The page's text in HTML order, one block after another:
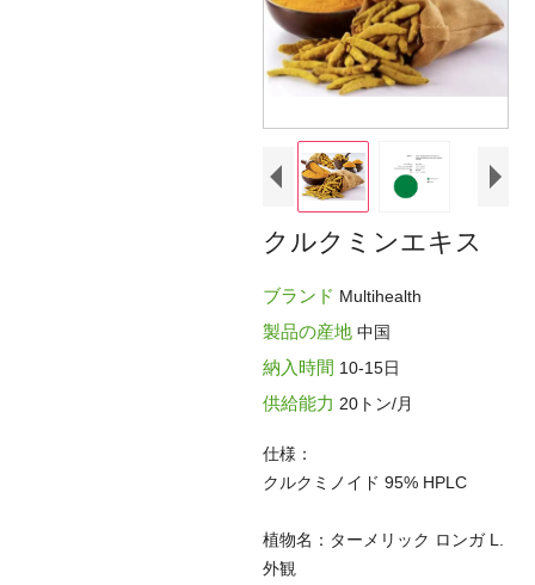
クルクミンエキス
ブランド Multihealth
製品の産地 中国
納入時間 10-15日
供給能力 20トン/月
仕様：
クルクミノイド 95% HPLC
植物名：ターメリック ロンガ L.
外観